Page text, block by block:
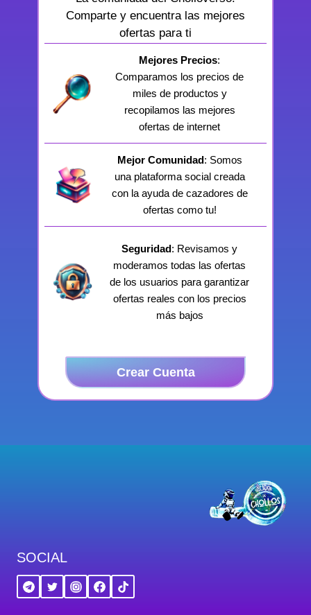
Comparte y encuentra las mejores
ofertas para ti
Mejores Precios:
Comparamos los precios de
miles de productos y
recopilamos las mejores
ofertas de internet
Mejor Comunidad: Somos
una plataforma social creada
con la ayuda de cazadores de
ofertas como tu!
Seguridad: Revisamos y
moderamos todas las ofertas
de los usuarios para garantizar
ofertas reales con los precios
más bajos
Crear Cuenta
SOCIAL